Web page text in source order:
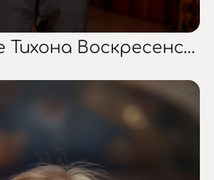
Крещение Тихона Воскресенский Нижний Храм